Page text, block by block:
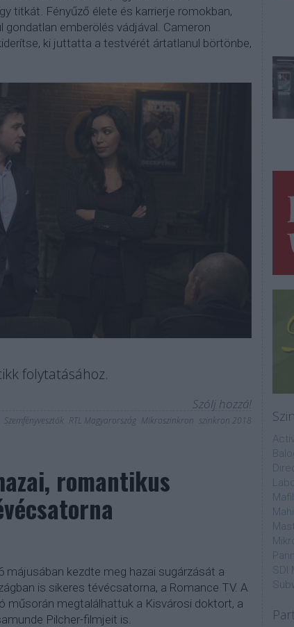
titkát. Fényűző élete és karrierje romokban,
emberölés vádjával. Cameron
ki juttatta a testvérét ártatlanul börtönbe,
folytatásához.
Szólj hozzá!
Szemfényvesztők RTL Magyarország Mikroszinkron szinkron 2018
romantikus
májusában kezdte meg hazai sugárzását a
is sikeres tévécsatorna, a Romance TV. A
műsorán megtalálhattuk a Kisvárosi doktort, a
Pilcher-filmjeit is.
SDI